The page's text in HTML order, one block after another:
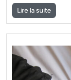
Lire la suite